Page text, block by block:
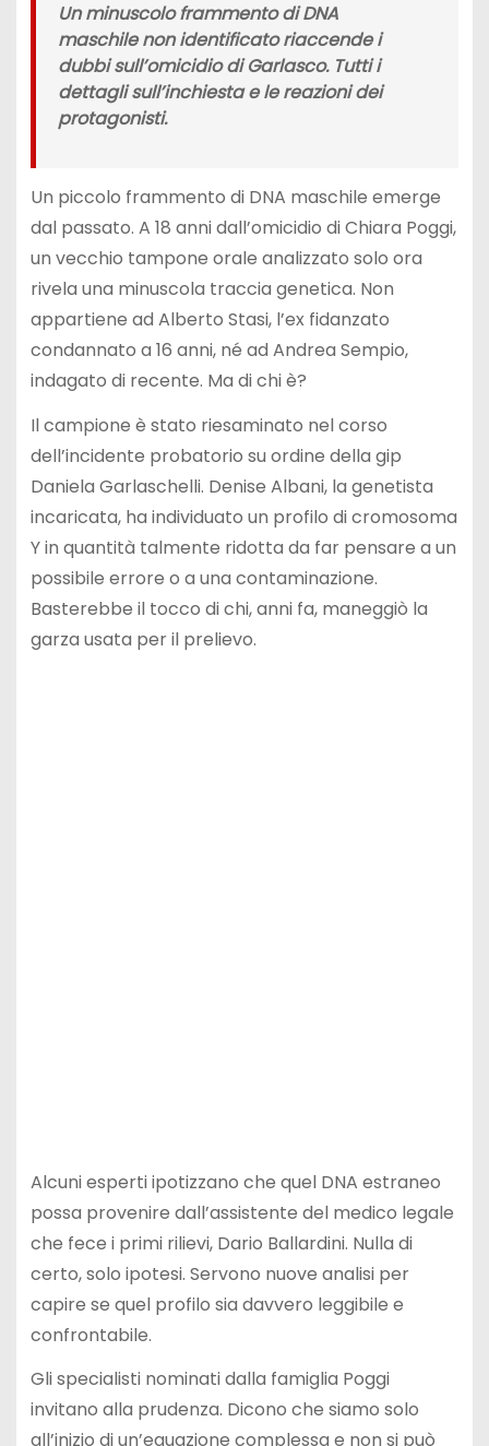
Un minuscolo frammento di DNA
maschile non identificato riaccende i
dubbi sull’omicidio di Garlasco. Tutti i
dettagli sull’inchiesta e le reazioni dei
protagonisti.
Un piccolo frammento di DNA maschile emerge
dal passato. A 18 anni dall’omicidio di Chiara Poggi,
un vecchio tampone orale analizzato solo ora
rivela una minuscola traccia genetica. Non
appartiene ad Alberto Stasi, l’ex fidanzato
condannato a 16 anni, né ad Andrea Sempio,
indagato di recente. Ma di chi è?
Il campione è stato riesaminato nel corso
dell’incidente probatorio su ordine della gip
Daniela Garlaschelli. Denise Albani, la genetista
incaricata, ha individuato un profilo di cromosoma
Y in quantità talmente ridotta da far pensare a un
possibile errore o a una contaminazione.
Basterebbe il tocco di chi, anni fa, maneggiò la
garza usata per il prelievo.
Alcuni esperti ipotizzano che quel DNA estraneo
possa provenire dall’assistente del medico legale
che fece i primi rilievi, Dario Ballardini. Nulla di
certo, solo ipotesi. Servono nuove analisi per
capire se quel profilo sia davvero leggibile e
confrontabile.
Gli specialisti nominati dalla famiglia Poggi
invitano alla prudenza. Dicono che siamo solo
all’inizio di un’equazione complessa e non si può